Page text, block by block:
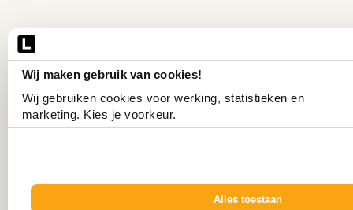
Wij maken gebruik van cookies!
Wij gebruiken cookies voor werking, statistieken en
marketing. Kies je voorkeur.
Alles toestaan